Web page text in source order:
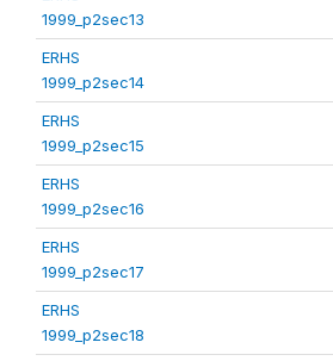
1999_p2sec13
ERHS
1999_p2sec14
ERHS
1999_p2sec15
ERHS
1999_p2sec16
ERHS
1999_p2sec17
ERHS
1999_p2sec18